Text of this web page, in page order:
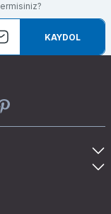
KAYDOL